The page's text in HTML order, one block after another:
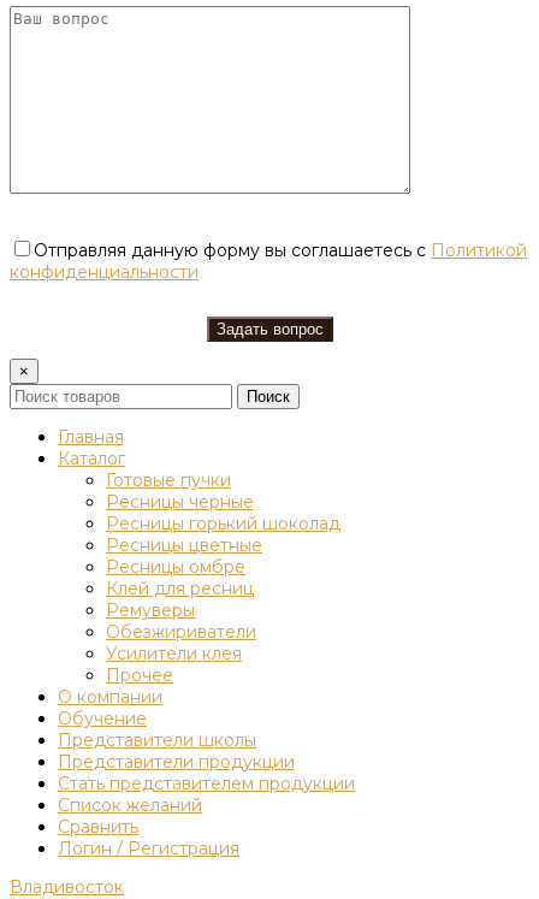
Отправляя данную форму вы соглашаетесь с Политикой
конфиденциальности
×
Поиск
Главная
Каталог
Готовые пучки
Ресницы черные
Ресницы горький шоколад
Ресницы цветные
Ресницы омбре
Клей для ресниц
Ремуверы
Обезжириватели
Усилители клея
Прочее
О компании
Обучение
Представители школы
Представители продукции
Стать представителем продукции
Список желаний
Сравнить
Логин / Регистрация
Владивосток